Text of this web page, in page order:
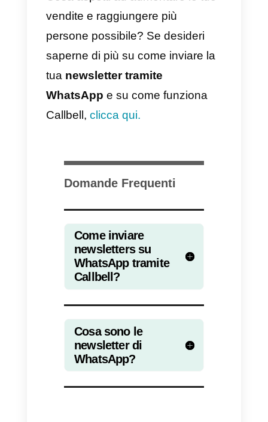
dovrai indicare:
a) L’elenco dei contatti a cui si
desidera inviare il messaggio.
b) Il contenuto del messaggio
c) Un’immagine da associare al
Nota:devi tenere presente che le
variabili non possono essere
aggiunte a queste newsletters e
verranno generate nuove chat
tuo account Callbell. Le chat
verranno generate solo quando